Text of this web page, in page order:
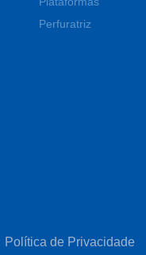
Perfuratriz
Política de Privacidade